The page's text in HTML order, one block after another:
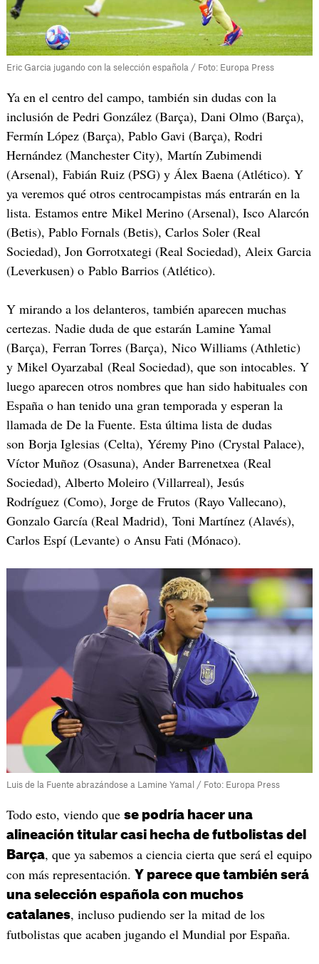
Eric Garcia jugando con la selección española / Foto: Europa Press
Ya en el centro del campo, también sin dudas con la
inclusión de Pedri González (Barça), Dani Olmo (Barça),
Fermín López (Barça), Pablo Gavi (Barça), Rodri
Hernández (Manchester City), Martín Zubimendi
(Arsenal), Fabián Ruiz (PSG) y Álex Baena (Atlético). Y
ya veremos qué otros centrocampistas más entrarán en la
lista. Estamos entre Mikel Merino (Arsenal), Isco Alarcón
(Betis), Pablo Fornals (Betis), Carlos Soler (Real
Sociedad), Jon Gorrotxategi (Real Sociedad), Aleix Garcia
(Leverkusen) o Pablo Barrios (Atlético).
Y mirando a los delanteros, también aparecen muchas
certezas. Nadie duda de que estarán Lamine Yamal
(Barça), Ferran Torres (Barça), Nico Williams (Athletic)
y Mikel Oyarzabal (Real Sociedad), que son intocables. Y
luego aparecen otros nombres que han sido habituales con
España o han tenido una gran temporada y esperan la
llamada de De la Fuente. Esta última lista de dudas
son Borja Iglesias (Celta), Yéremy Pino (Crystal Palace),
Víctor Muñoz (Osasuna), Ander Barrenetxea (Real
Sociedad), Alberto Moleiro (Villarreal), Jesús
Rodríguez (Como), Jorge de Frutos (Rayo Vallecano),
Gonzalo García (Real Madrid), Toni Martínez (Alavés),
Carlos Espí (Levante) o Ansu Fati (Mónaco).
Luis de la Fuente abrazándose a Lamine Yamal / Foto: Europa Press
Todo esto, viendo que se podría hacer una
alineación titular casi hecha de futbolistas del
Barça, que ya sabemos a ciencia cierta que será el equipo
con más representación. Y parece que también será
una selección española con muchos
catalanes, incluso pudiendo ser la mitad de los
futbolistas que acaben jugando el Mundial por España.